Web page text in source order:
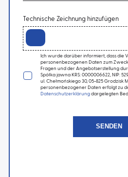
Technische Zeichnung hinzufügen
Ich wurde darüber informiert, dass die
personenbezogenen Daten zum
Fragen und der Angebotserstellung
Spółka jawna KRS: 0000006622, NIP:
ul. Chełmońskiego 30, 05-825
personenbezogener Daten erfolgt zu
Datenschutzerklärungdargelegten